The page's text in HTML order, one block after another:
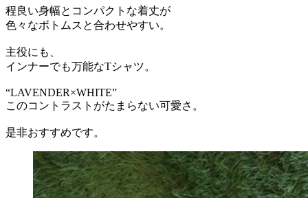
程良い身幅とコンパクトな着丈が
色々なボトムスと合わせやすい。
主役にも、
インナーでも万能なTシャツ。
“LAVENDER×WHITE”
このコントラストがたまらない可愛さ。
是非おすすめです。